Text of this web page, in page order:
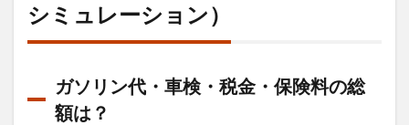
テ
（旧
車）
アル
な維
持費
シミュレーション）
ガソリン代・車検・税金・保険料の総
額は？